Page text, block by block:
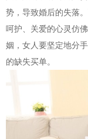
势，导致婚后的失落
呵护、关爱的心灵仿
姻，女人要坚定地分
的缺失买单。